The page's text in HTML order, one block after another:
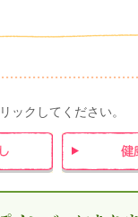
ックしてください。